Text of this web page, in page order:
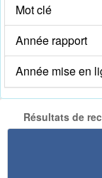
Mot clé
Année rapport
Année mise en
Résultats de